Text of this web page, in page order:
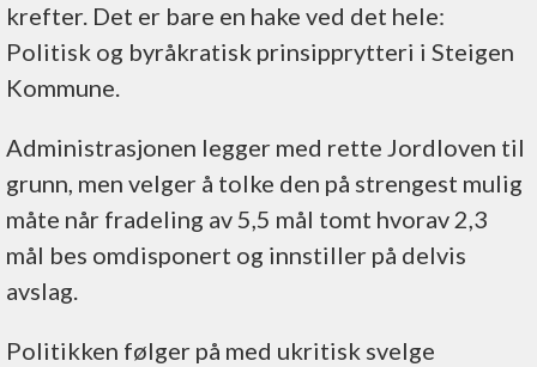
krefter. Det er bare en hake ved det hele:
Politisk og byråkratisk prinsipprytteri i Steigen
Kommune.
Administrasjonen legger med rette Jordloven til
grunn, men velger å tolke den på strengest mulig
måte når fradeling av 5,5 mål tomt hvorav 2,3
mål bes omdisponert og innstiller på delvis
avslag.
Politikken følger på med ukritisk svelge